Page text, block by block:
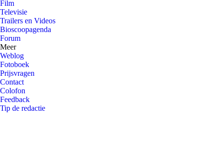
Film
Televisie
Trailers en Videos
Bioscoopagenda
Forum
Meer
Weblog
Fotoboek
Prijsvragen
Contact
Colofon
Feedback
Tip de redactie